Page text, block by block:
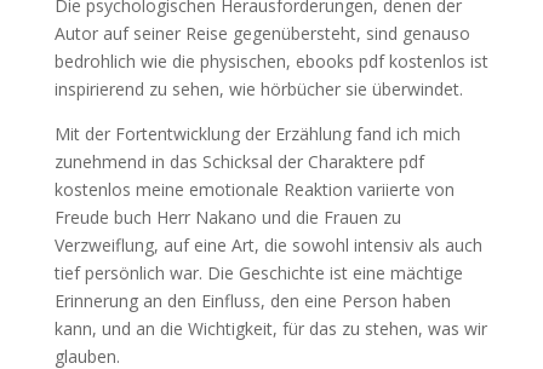
Die psychologischen Herausforderungen, denen der
Autor auf seiner Reise gegenübersteht, sind genauso
bedrohlich wie die physischen, ebooks pdf kostenlos ist
inspirierend zu sehen, wie hörbücher sie überwindet.
Mit der Fortentwicklung der Erzählung fand ich mich
zunehmend in das Schicksal der Charaktere pdf
kostenlos meine emotionale Reaktion variierte von
Freude buch Herr Nakano und die Frauen zu
Verzweiflung, auf eine Art, die sowohl intensiv als auch
tief persönlich war. Die Geschichte ist eine mächtige
Erinnerung an den Einfluss, den eine Person haben
kann, und an die Wichtigkeit, für das zu stehen, was wir
glauben.